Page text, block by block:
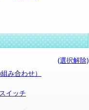
(選択解除)
み合わせ）
スイッチ